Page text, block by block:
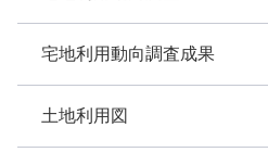
宅地利用動向調査成果
土地利用図